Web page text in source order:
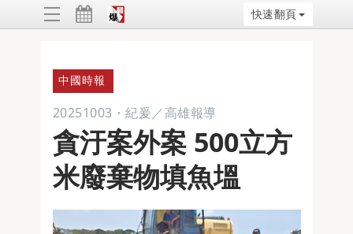
快速翻頁
中國時報
20251003 ・ 紀爰／高雄報導
貪汙案外案 500立方
米廢棄物填魚塭